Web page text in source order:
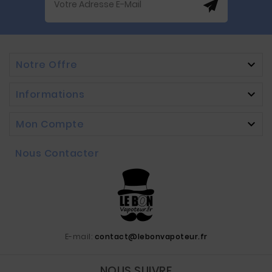
Notre Offre 
Informations 
Mon Compte 
Nous Contacter
E-mail: contact@lebonvapoteur.fr